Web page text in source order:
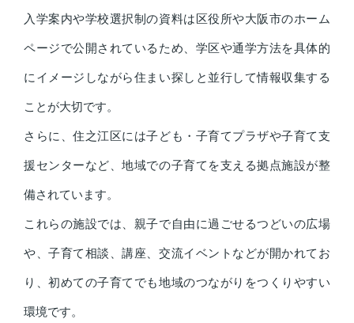
入学案内や学校選択制の資料は区役所や大阪市のホーム
ページで公開されているため、学区や通学方法を具体的
にイメージしながら住まい探しと並行して情報収集する
ことが大切です。
さらに、住之江区には子ども・子育てプラザや子育て支
援センターなど、地域での子育てを支える拠点施設が整
備されています。
これらの施設では、親子で自由に過ごせるつどいの広場
や、子育て相談、講座、交流イベントなどが開かれてお
り、初めての子育てでも地域のつながりをつくりやすい
環境です。